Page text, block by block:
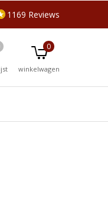
winkelwagen
0
1169 Reviews